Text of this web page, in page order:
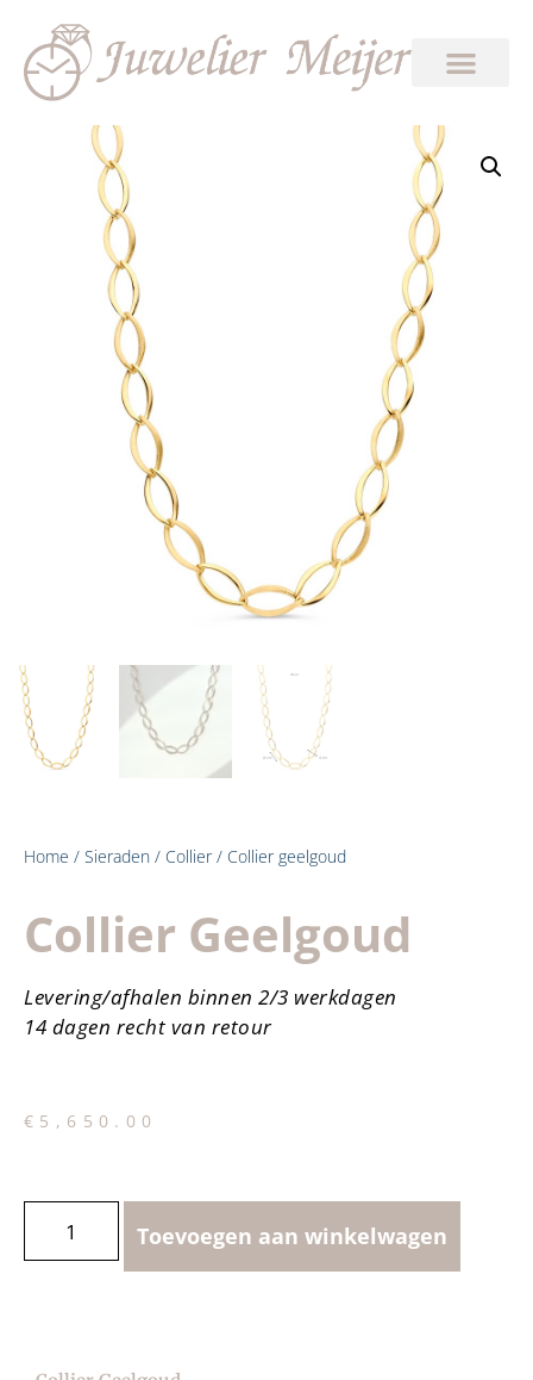
Home / Sieraden / Collier/ Collier geelgoud
Collier Geelgoud
Levering/afhalen binnen 2/3 werkdagen
14 dagen recht van retour
€ 5,650.00
Toevoegen aan winkelwagen